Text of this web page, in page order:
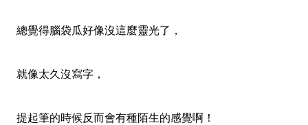
總覺得腦袋瓜好像沒這麼靈光了，
就像太久沒寫字，
提起筆的時候反而會有種陌生的感覺啊！